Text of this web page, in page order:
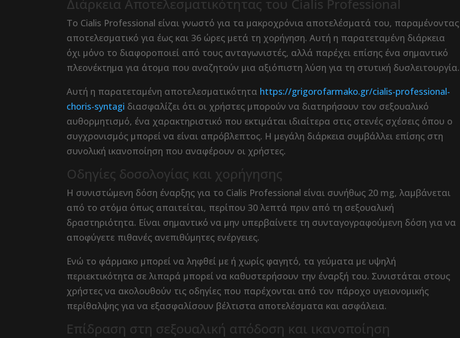
Διάρκεια Αποτελεσματικότητας του Cialis Professional
Το Cialis Professional είναι γνωστό για τα μακροχρόνια αποτελέσματά του, παραμένοντας
αποτελεσματικό για έως και 36 ώρες μετά τη χορήγηση. Αυτή η παρατεταμένη διάρκεια
όχι μόνο το διαφοροποιεί από τους ανταγωνιστές, αλλά παρέχει επίσης ένα σημαντικό
πλεονέκτημα για άτομα που αναζητούν μια αξιόπιστη λύση για τη στυτική δυσλειτουργία.
Αυτή η παρατεταμένη αποτελεσματικότητα https://grigorofarmako.gr/cialis-professional-
choris-syntagi διασφαλίζει ότι οι χρήστες μπορούν να διατηρήσουν τον σεξουαλικό
αυθορμητισμό, ένα χαρακτηριστικό που εκτιμάται ιδιαίτερα στις στενές σχέσεις όπου ο
συγχρονισμός μπορεί να είναι απρόβλεπτος. Η μεγάλη διάρκεια συμβάλλει επίσης στη
συνολική ικανοποίηση που αναφέρουν οι χρήστες.
Οδηγίες δοσολογίας και χορήγησης
Η συνιστώμενη δόση έναρξης για το Cialis Professional είναι συνήθως 20 mg, λαμβάνεται
από το στόμα όπως απαιτείται, περίπου 30 λεπτά πριν από τη σεξουαλική
δραστηριότητα. Είναι σημαντικό να μην υπερβαίνετε τη συνταγογραφούμενη δόση για να
αποφύγετε πιθανές ανεπιθύμητες ενέργειες.
Ενώ το φάρμακο μπορεί να ληφθεί με ή χωρίς φαγητό, τα γεύματα με υψηλή
περιεκτικότητα σε λιπαρά μπορεί να καθυστερήσουν την έναρξή του. Συνιστάται στους
χρήστες να ακολουθούν τις οδηγίες που παρέχονται από τον πάροχο υγειονομικής
περίθαλψης για να εξασφαλίσουν βέλτιστα αποτελέσματα και ασφάλεια.
Επίδραση στη σεξουαλική απόδοση και ικανοποίηση